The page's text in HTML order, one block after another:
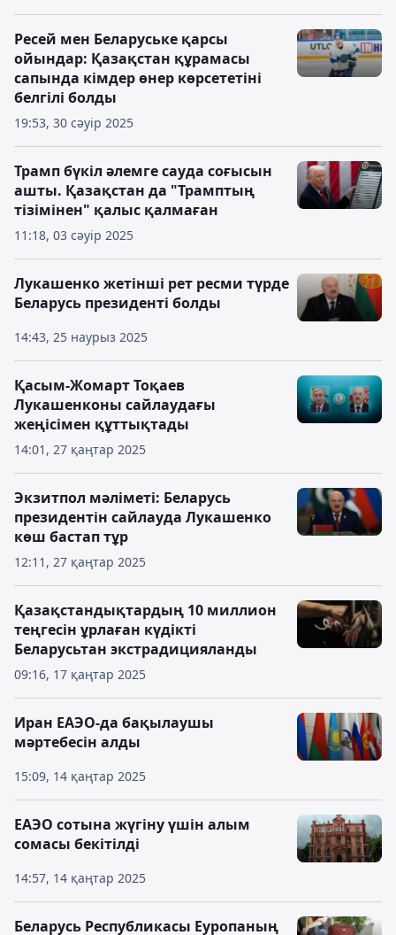
19:53, 30 сәуір 2025
Ресей мен Беларуське қарсы
ойындар: Қазақстан құрамасы
сапында кімдер өнер көрсететіні
белгілі болды
11:18, 03 сәуір 2025
Трамп бүкіл әлемге сауда соғысын
ашты. Қазақстан да "Трамптың
тізімінен" қалыс қалмаған
14:43, 25 наурыз 2025
Лукашенко жетінші рет ресми түрде
Беларусь президенті болды
14:01, 27 қаңтар 2025
Қасым-Жомарт Тоқаев
Лукашенконы сайлаудағы
жеңісімен құттықтады
12:11, 27 қаңтар 2025
Экзитпол мәліметі: Беларусь
президентін сайлауда Лукашенко
көш бастап тұр
09:16, 17 қаңтар 2025
Қазақстандықтардың 10 миллион
теңгесін ұрлаған күдікті
Беларусьтан экстрадицияланды
15:09, 14 қаңтар 2025
Иран ЕАЭО-да бақылаушы
мәртебесін алды
14:57, 14 қаңтар 2025
ЕАЭО сотына жүгіну үшін алым
сомасы бекітілді
Беларусь Республикасы Еуропаның